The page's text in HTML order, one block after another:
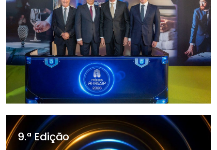
9.ª Edição